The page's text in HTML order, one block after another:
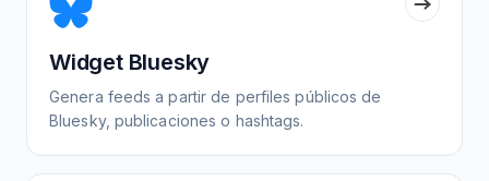
Widget Bluesky
Genera feeds a partir de perfiles públicos de
Bluesky, publicaciones o hashtags.